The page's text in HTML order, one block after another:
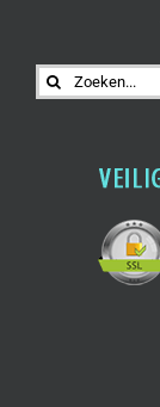
Zoeken
naar: